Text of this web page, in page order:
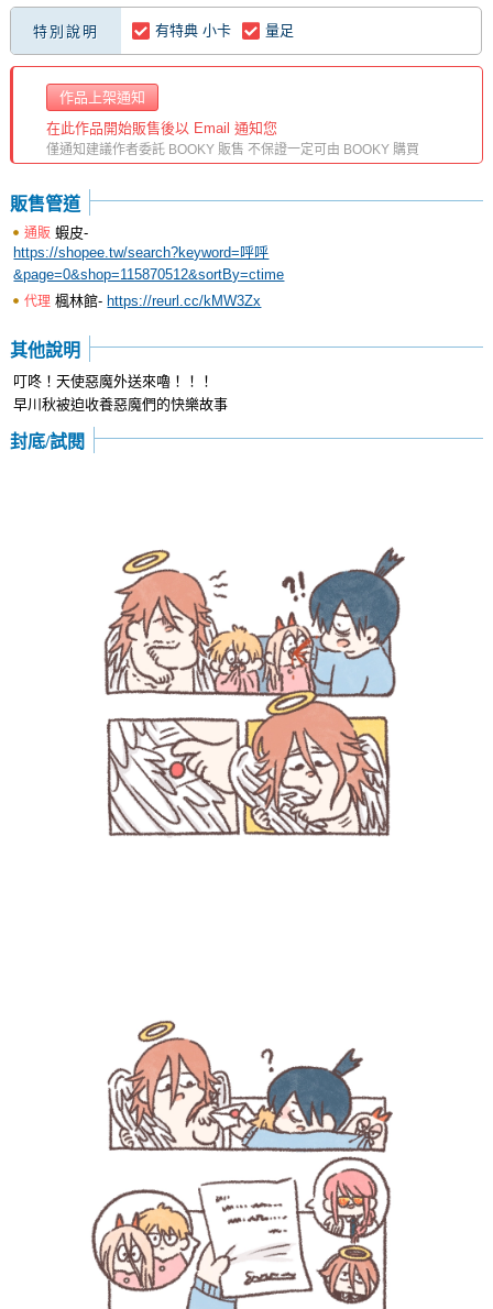
特別說明 有特典 小卡 量足
作品上架通知
在此作品開始販售後以 Email 通知您
僅通知建議作者委託 BOOKY 販售 不保證一定可由 BOOKY 購買
販售管道
通販 蝦皮-
https://shopee.tw/search?keyword=呼呼
&page=0&shop=115870512&sortBy=ctime
代理 楓林館- https://reurl.cc/kMW3Zx
其他說明
叮咚！天使惡魔外送來嚕！！！
早川秋被迫收養惡魔們的快樂故事
封底/試閱